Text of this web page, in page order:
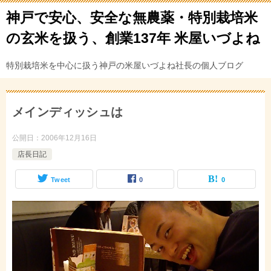
神戸で安心、安全な無農薬・特別栽培米
の玄米を扱う、創業137年 米屋いづよね
特別栽培米を中心に扱う神戸の米屋いづよね社長の個人ブログ
メインディッシュは
公開日： 2006年12月16日
店長日記
Tweet 0 0